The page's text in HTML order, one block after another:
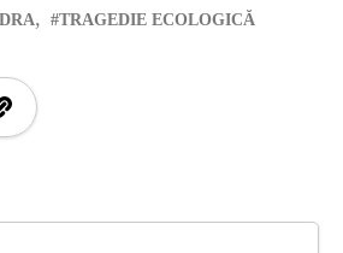
TRAGEDIE ECOLOGICĂ